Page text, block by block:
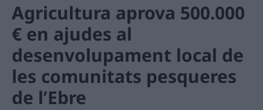
Agricultura aprova 500.000
€ en ajudes al
desenvolupament local de
les comunitats pesqueres
de l’Ebre